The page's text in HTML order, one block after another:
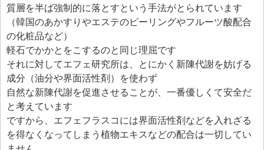
質層を半ば強制的に落とすという手法がとられています
（韓国のあかすりやエステのピーリングやフルーツ酸配合
の化粧品など）
軽石でかかとをこするのと同じ理屈です
それに対してエフェ研究所は、とにかく新陳代謝を妨げる
成分（油分や界面活性剤）を使わず
自然な新陳代謝を促進させることが、一番優しくて安全だ
と考えています
ですから、エフェフラスコには界面活性剤などを入れざる
を得なくなってしまう植物エキスなどの配合は一切してい